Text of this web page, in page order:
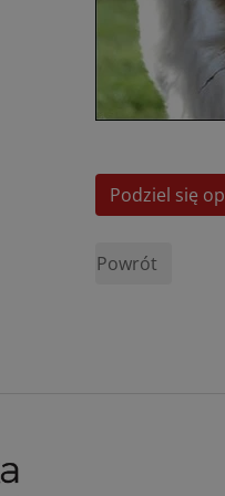
Podziel się
Powrót